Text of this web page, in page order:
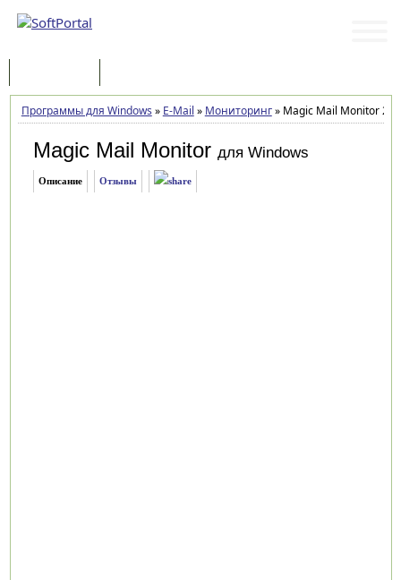
Программы для Windows » E-Mail » Мониторинг»Magic Mail Monitor
Magic Mail Monitor для Windows
Описание Отзывы